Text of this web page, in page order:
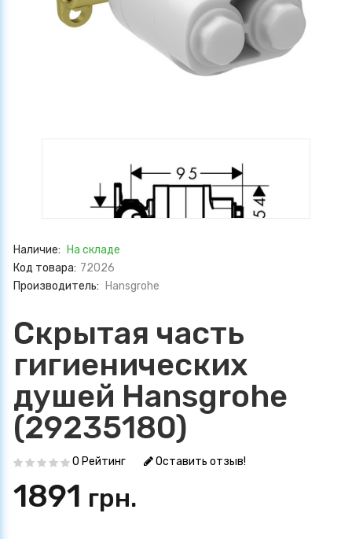
Наличие: На складе
Код товара: 72026
Производитель: Hansgrohe
Скрытая часть
гигиенических
душей Hansgrohe
(29235180)
0 Рейтинг Оставить отзыв!
1891 грн.